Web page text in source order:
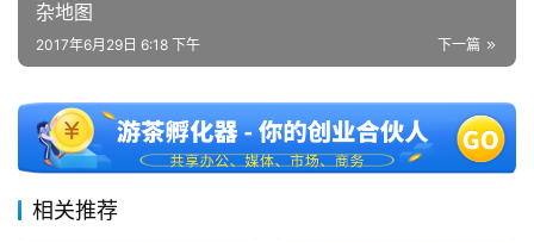
杂地图
下一篇
2017年6月29日 6:18 下午
相关推荐